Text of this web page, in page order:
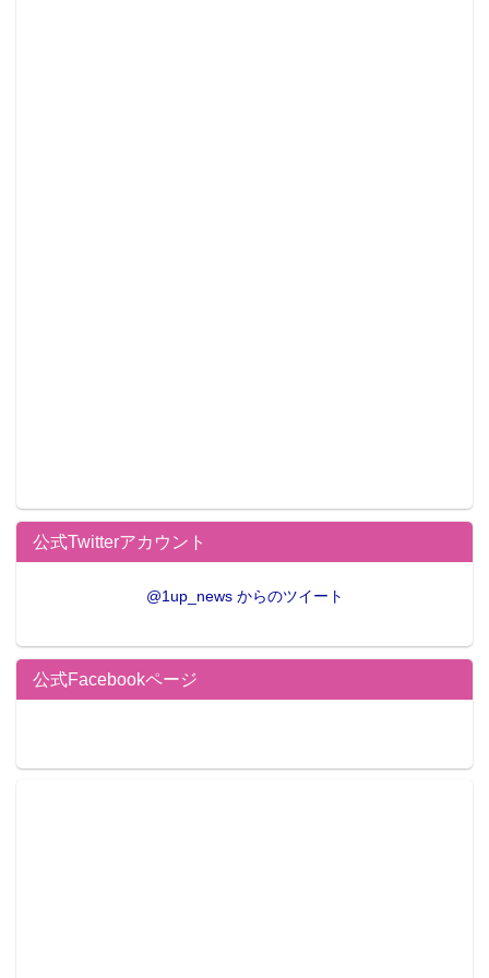
公式Twitterアカウント
@1up_news からのツイート
公式Facebookページ